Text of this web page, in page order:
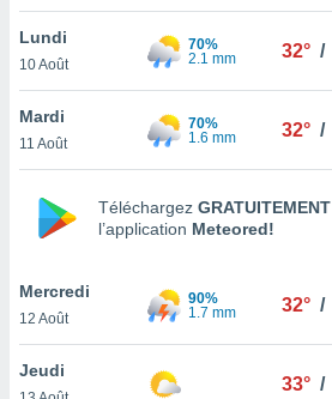
ou
le
ainsi
un
la
du
Lundi
10 Août
70%
2.1 mm
32° /
Mardi
11 Août
70%
1.6 mm
32° /
Téléchargez GRATUITEMENT
l’application Meteored!
Mercredi
12 Août
90%
1.7 mm
32° /
Jeudi
33° /